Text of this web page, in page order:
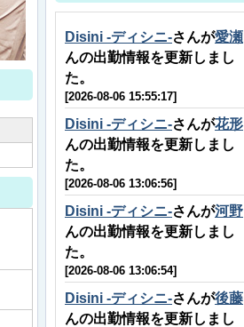
Disini -ディシニ-さんが愛瀬
んの出勤情報を更新しまし
た。
[2026-08-06 15:55:17]
Disini -ディシニ-さんが花形
んの出勤情報を更新しまし
た。
[2026-08-06 13:06:56]
Disini -ディシニ-さんが河野
んの出勤情報を更新しまし
た。
[2026-08-06 13:06:54]
Disini -ディシニ-さんが後藤
んの出勤情報を更新しまし